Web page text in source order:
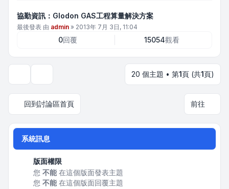
協勤資訊：Glodon GAS工程算量解決方案
最後發表 由 admin » 2013年 7月 3日, 11:04
0回覆 15054觀看
20 個主題 • 第1頁 (共1頁)
回到討論區首頁 前往
系統訊息
版面權限
您 不能在這個版面發表主題
您 不能在這個版面回覆主題